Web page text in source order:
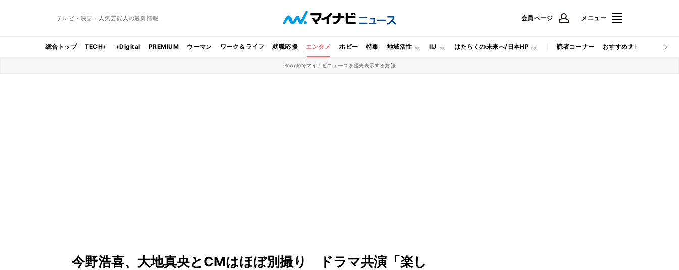
テレビ・映画・人気芸能人の最新情報 会員ページ メニュー
総合トップ TECH+ +Digital PREMIUM ウーマン ワーク＆ライフ 就職応援 エンタメ ホビー 特集 地域活性 IIJ はたらくの未来へ/日本HP 読者コーナー おすすめナビ マイナビ
Googleでマイナビニュースを優先表示する方法
今野浩喜、大地真央とCMはほぼ別撮り ドラマ共演「楽し